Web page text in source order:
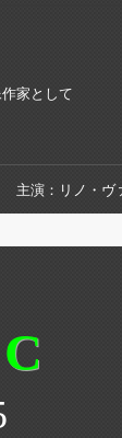
家として
主演 リノ・ヴ
C